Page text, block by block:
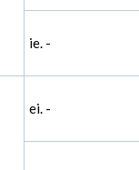
ie. -
ei. -